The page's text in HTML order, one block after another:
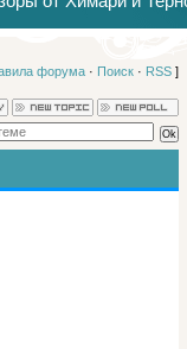
форума· Поиск· RSS]